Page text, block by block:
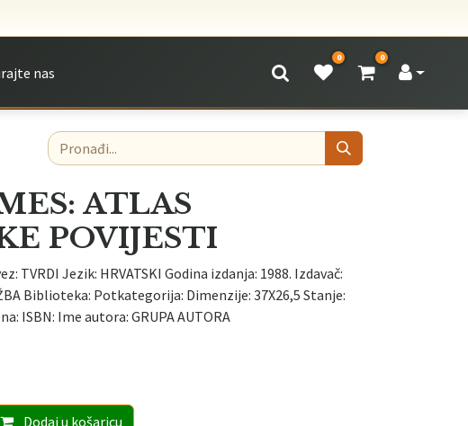
nas
0 0
ATLAS
POVIJESTI
TVRDI Jezik: HRVATSKI Godina izdanja: 1988. Izdavač:
Biblioteka: Potkategorija: Dimenzije: 37X26,5 Stanje:
ISBN: Ime autora: GRUPA AUTORA
Dodaju košaricu